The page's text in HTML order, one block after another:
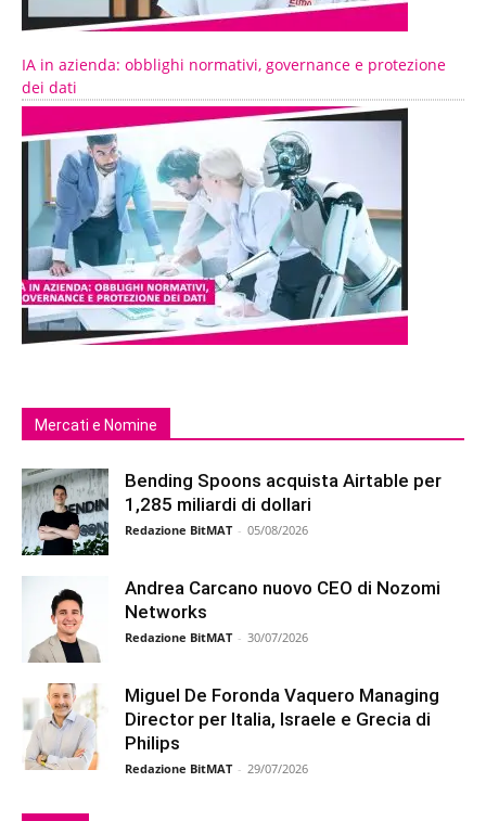
IA in azienda: obblighi normativi, governance e protezione
dei dati
Mercati e Nomine
Bending Spoons acquista Airtable per
1,285 miliardi di dollari
Redazione BitMAT - 05/08/2026
Andrea Carcano nuovo CEO di Nozomi
Networks
Redazione BitMAT - 30/07/2026
Miguel De Foronda Vaquero Managing
Director per Italia, Israele e Grecia di
Philips
Redazione BitMAT - 29/07/2026